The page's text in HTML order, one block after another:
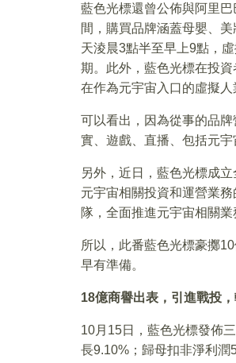
藍色光標還曾公佈與阿里
間，購買品牌涵蓋母嬰、
天淩晨3點半至早上9點，
期。此外，藍色光標在投
在作為元宇宙入口的虛擬人
可以看出，因為從事的品
實、遊戲、直播、包括元宇
另外，近日，藍色光標成
元宇宙相關投資和運營業
隊，全面推進元宇宙相關業
所以，此番藍色光標豪擲
早有準備。
18億商譽出表，引進戰投
10月15日，藍色光標發佈
長9.10%；歸母扣非淨利潤